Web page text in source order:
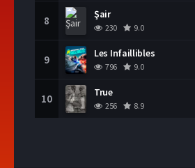
8 Şair
230 9.0
9 Les Infaillibles
796 9.0
10 True
256 8.9